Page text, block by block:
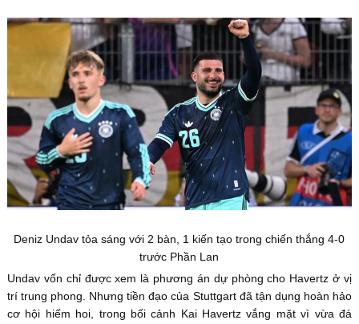
Deniz Undav tỏa sáng với 2 bàn, 1 kiến tạo trong chiến thắng 4-0
trước Phần Lan
Undav vốn chỉ được xem là phương án dự phòng cho Havertz ở vị
trí trung phong. Nhưng tiền đạo của Stuttgart đã tận dụng hoàn hảo
cơ hội hiếm hoi, trong bối cảnh Kai Havertz vắng mặt vì vừa đá